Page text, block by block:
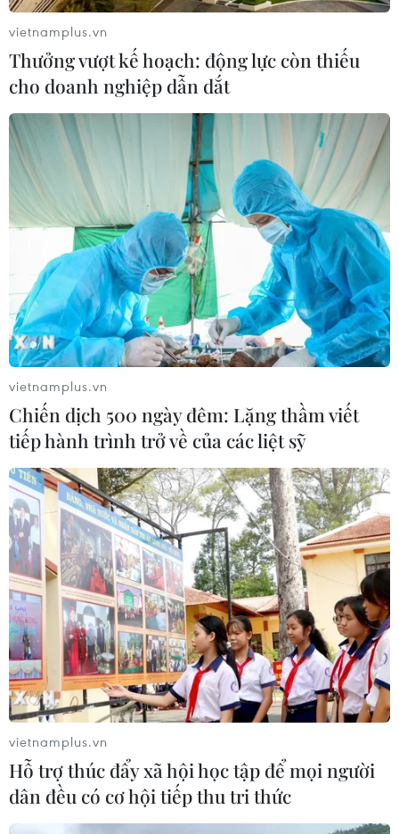
Ngăn chặn nạn vận chuyển xe máy qua
Campuchia tiêu thụ
13/06/2019 03:43
Lợi dụng khu vực biên giới của tỉnh Bình Phước kéo dài
với nhiều đường mòn, lối mở, một số đối tượng tổ chức
buôn lậu, vận chuyển hàng hóa trái phép qua
Campuchia tiêu thụ.
vietnamplus.vn
Thưởng vượt kế hoạch: động lực còn thiếu
cho doanh nghiệp dẫn dắt
vietnamplus.vn
Chiến dịch 500 ngày đêm: Lặng thầm viết
tiếp hành trình trở về của các liệt sỹ
vietnamplus.vn
Hỗ trợ thúc đẩy xã hội học tập để mọi người
dân đều có cơ hội tiếp thu tri thức